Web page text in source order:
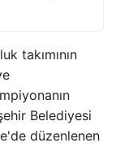
takımının
Belediyesi
düzenlenen